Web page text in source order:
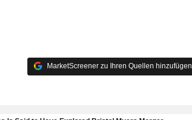
MarketScreener zu Ihren Quellen hinzufügen